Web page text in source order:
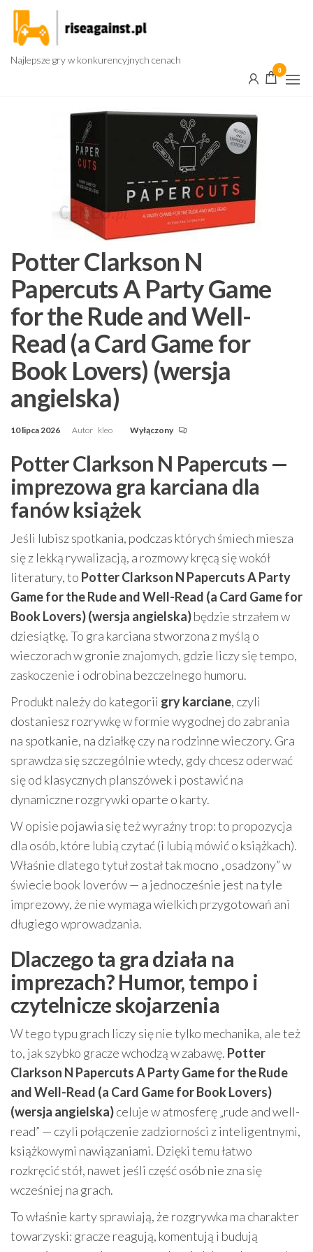
Przejdź
treści
Najlepsze gry w konkurencyjnych cenach
0
Potter Clarkson N
Papercuts A Party Game
for the Rude and Well-
Read (a Card Game for
Book Lovers) (wersja
angielska)
10 lipca 2026 Autor kleo Wyłączony
Potter Clarkson N Papercuts —
imprezowa gra karciana dla
fanów książek
Jeśli lubisz spotkania, podczas których śmiech miesza
się z lekką rywalizacją, a rozmowy kręcą się wokół
literatury, to Potter Clarkson N Papercuts A Party
Game for the Rude and Well-Read (a Card Game for
Book Lovers) (wersja angielska)będzie strzałem w
dziesiątkę. To gra karciana stworzona z myślą o
wieczorach w gronie znajomych, gdzie liczy się tempo,
zaskoczenie i odrobina bezczelnego humoru.
Produkt należy do kategorii gry karciane, czyli
dostaniesz rozrywkę w formie wygodnej do zabrania
na spotkanie, na działkę czy na rodzinne wieczory. Gra
sprawdza się szczególnie wtedy, gdy chcesz oderwać
się od klasycznych planszówek i postawić na
dynamiczne rozgrywki oparte o karty.
W opisie pojawia się też wyraźny trop: to propozycja
dla osób, które lubią czytać (i lubią mówić o książkach).
Właśnie dlatego tytuł został tak mocno „osadzony” w
świecie book loverów — a jednocześnie jest na tyle
imprezowy, że nie wymaga wielkich przygotowań ani
długiego wprowadzania.
Dlaczego ta gra działa na
imprezach? Humor, tempo i
czytelnicze skojarzenia
W tego typu grach liczy się nie tylko mechanika, ale też
to, jak szybko gracze wchodzą w zabawę. Potter
Clarkson N Papercuts A Party Game for the Rude
and Well-Read (a Card Game for Book Lovers)
(wersja angielska)celuje w atmosferę „rude and well-
read” — czyli połączenie zadziorności z inteligentnymi,
książkowymi nawiązaniami. Dzięki temu łatwo
rozkręcić stół, nawet jeśli część osób nie zna się
wcześniej na grach.
To właśnie karty sprawiają, że rozgrywka ma charakter
towarzyski: gracze reagują, komentują i budują